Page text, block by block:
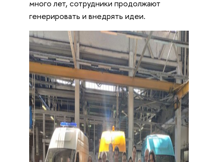
много лет, сотрудники продолжают
генерировать и внедрять идеи.